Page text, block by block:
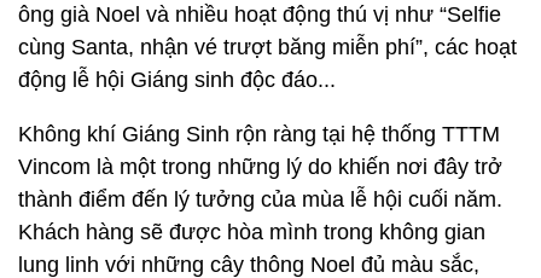
ông già Noel và nhiều hoạt động thú vị như “Selfie
cùng Santa, nhận vé trượt băng miễn phí”, các hoạt
động lễ hội Giáng sinh độc đáo...
Không khí Giáng Sinh rộn ràng tại hệ thống TTTM
Vincom là một trong những lý do khiến nơi đây trở
thành điểm đến lý tưởng của mùa lễ hội cuối năm.
Khách hàng sẽ được hòa mình trong không gian
lung linh với những cây thông Noel đủ màu sắc,